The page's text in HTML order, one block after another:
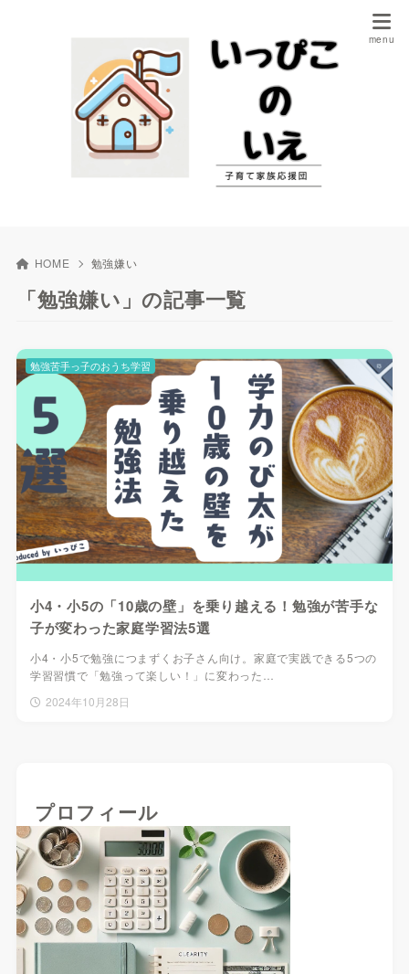
HOME 勉強嫌い
「勉強嫌い」の記事一覧
小4・小5の「10歳の壁」を乗り越える！勉強が苦手な
子が変わった家庭学習法5選
小4・小5で勉強につまずくお子さん向け。家庭で実践できる5つの
学習習慣で「勉強って楽しい！」に変わった…
2024年10月28日
勉強苦手っ子のおうち学習
プロフィール